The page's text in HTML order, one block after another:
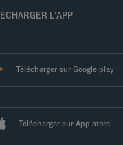
L'APP
Télécharger sur Google play
Télécharger sur App store